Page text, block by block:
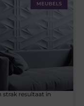
MEUBELS
strak resultaat in